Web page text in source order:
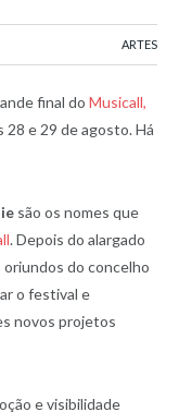
ARTES
final do Musicall,
28 e 29 de agosto. Há
são os nomes que
. Depois do alargado
do concelho
o festival e
novos projetos
e visibilidade